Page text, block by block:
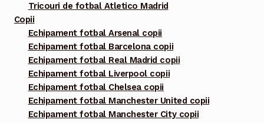
Tricouri de fotbal Atletico Madrid
Copii
Echipament fotbal Arsenal copii
Echipament fotbal Barcelona copii
Echipament fotbal Real Madrid copii
Echipament fotbal Liverpool copii
Echipament fotbal Chelsea copii
Echipament fotbal Manchester United copii
Echipament fotbal Manchester City copii